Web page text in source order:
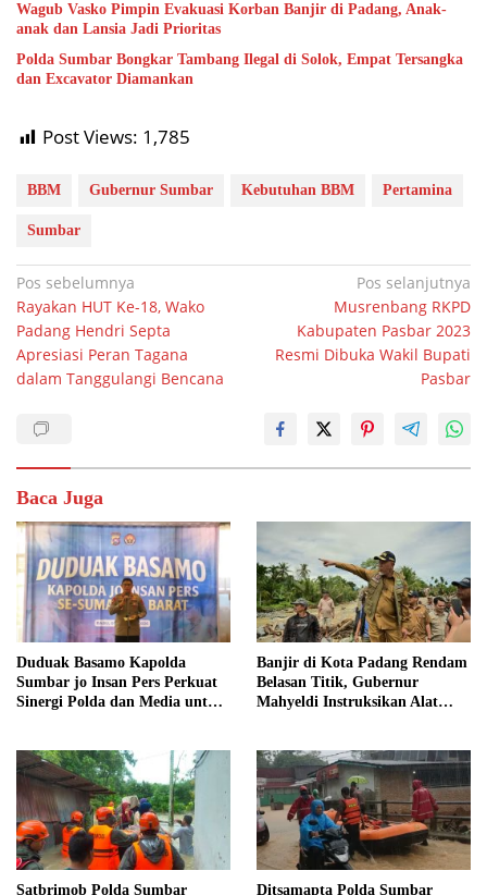
Wagub Vasko Pimpin Evakuasi Korban Banjir di Padang, Anak-
anak dan Lansia Jadi Prioritas
Polda Sumbar Bongkar Tambang Ilegal di Solok, Empat Tersangka
dan Excavator Diamankan
Post Views: 1,785
BBM Gubernur Sumbar Kebutuhan BBM Pertamina
Sumbar
Navigasi
pos
Pos sebelumnya
Rayakan HUT Ke-18, Wako
Padang Hendri Septa
Apresiasi Peran Tagana
dalam Tanggulangi Bencana
Pos selanjutnya
Musrenbang RKPD
Kabupaten Pasbar 2023
Resmi Dibuka Wakil Bupati
Pasbar
Baca Juga
Duduak Basamo Kapolda
Sumbar jo Insan Pers Perkuat
Sinergi Polda dan Media untuk
Banjir di Kota Padang Rendam
Belasan Titik, Gubernur
Mahyeldi Instruksikan Alat
Satbrimob Polda Sumbar Ditsamapta Polda Sumbar